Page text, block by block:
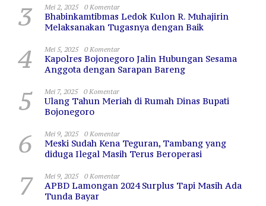
3 Mei 2, 2025 0 Komentar
Bhabinkamtibmas Ledok Kulon R. Muhajirin
Melaksanakan Tugasnya dengan Baik
4 Mei 5, 2025 0 Komentar
Kapolres Bojonegoro Jalin Hubungan Sesama
Anggota dengan Sarapan Bareng
5 Mei 7, 2025 0 Komentar
Ulang Tahun Meriah di Rumah Dinas Bupati
Bojonegoro
6 Mei 9, 2025 0 Komentar
Meski Sudah Kena Teguran, Tambang yang
diduga Ilegal Masih Terus Beroperasi
7 Mei 9, 2025 0 Komentar
APBD Lamongan 2024 Surplus Tapi Masih Ada
Tunda Bayar